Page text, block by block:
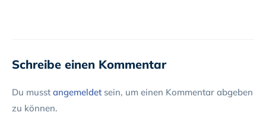
Schreibe einen Kommentar
Du musst angemeldet sein, um einen Kommentar abgeben
zu können.